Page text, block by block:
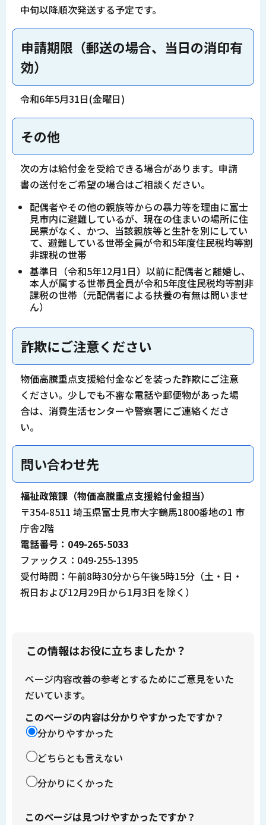
中旬以降順次発送する予定です。
申請期限（郵送の場合、当日の消印有
効）
令和6年5月31日(金曜日)
その他
次の方は給付金を受給できる場合があります。申請
書の送付をご希望の場合はご相談ください。
配偶者やその他の親族等からの暴力等を理由に富士
見市内に避難しているが、現在の住まいの場所に住
民票がなく、かつ、当該親族等と生計を別にしてい
て、避難している世帯全員が令和5年度住民税均等割
非課税の世帯
基準日（令和5年12月1日）以前に配偶者と離婚し、
本人が属する世帯員全員が令和5年度住民税均等割非
課税の世帯（元配偶者による扶養の有無は問いませ
ん）
詐欺にご注意ください
物価高騰重点支援給付金などを装った詐欺にご注意
ください。少しでも不審な電話や郵便物があった場
合は、消費生活センターや警察署にご連絡くださ
い。
問い合わせ先
福祉政策課（物価高騰重点支援給付金担当）
〒354-8511 埼玉県富士見市大字鶴馬1800番地の1 市
庁舎2階
電話番号：049-265-5033
ファックス：049-255-1395
受付時間：午前8時30分から午後5時15分（土・日・
祝日および12月29日から1月3日を除く）
この情報はお役に立ちましたか？
ページ内容改善の参考とするためにご意見をいた
だいています。
このページの内容は分かりやすかったですか？
分かりやすかった
どちらとも言えない
分かりにくかった
このページは見つけやすかったですか？